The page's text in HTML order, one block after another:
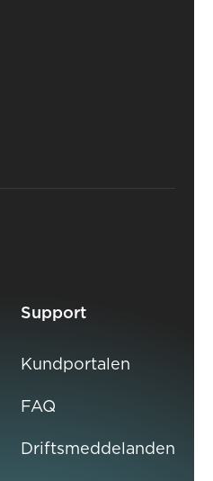
Support
Kundportalen
FAQ
Driftsmeddelanden